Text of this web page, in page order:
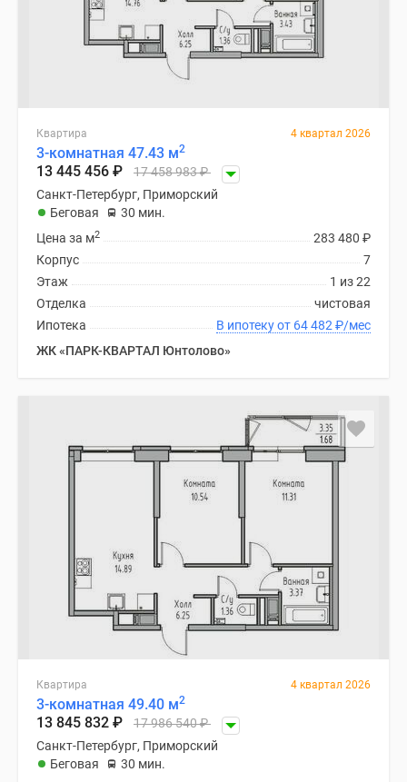
Квартира 4 квартал 2026
3-комнатная 47.43 м2
13 445 456 ₽ 17 458 983₽
Санкт-Петербург, Приморский
Беговая
30 мин.
283 480 ₽
Цена за м2
7
Корпус
1 из 22
Этаж
чистовая
Отделка
В ипотеку от 64 482 ₽/мес
Ипотека
ЖК «ПАРК-КВАРТАЛ Юнтолово»
Квартира 4 квартал 2026
3-комнатная 49.40 м2
13 845 832 ₽ 17 986 540₽
Санкт-Петербург, Приморский
Беговая
30 мин.